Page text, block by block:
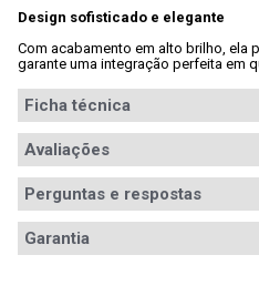
Design sofisticado e elegante
Com acabamento em alto brilho,
garante uma integração perfeita em
Ficha técnica
Avaliações
Avaliações
Perguntas e respostas
Garantia